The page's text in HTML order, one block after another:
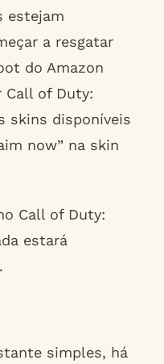
estejam
a resgatar
do Amazon
Call of Duty:
skins disponíveis
now” na skin
Call of Duty:
estará
simples, há